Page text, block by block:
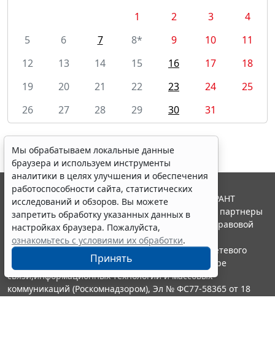
1
2 3
4
5
6 7 8* 9 10
11
12
13 14 15 16 17
18
19
20 21 22 23 24
25
26
27 28 29 30 31
Мы обрабатываем локальные данные
браузера и используем инструменты
аналитики в целях улучшения и обеспечения
работоспособности сайта, статистических
исследований и обзоров. Вы можете
запретить обработку указанных данных в
настройках браузера. Пожалуйста,
ознакомьтесь с условиями их обработки.
Принять
© ООО "НПП "ГАРАНТ-СЕРВИС", 2026. Система ГАРАНТ
выпускается с 1990 года. Компания "Гарант" и ее партнеры
являются участниками Российской ассоциации правовой
информации ГАРАНТ.
Портал ГАРАНТ.РУ зарегистрирован в качестве сетевого
издания Федеральной службой по надзору в сфере
связи,информационных технологий и массовых
коммуникаций (Роскомнадзором), Эл № ФС77-58365 от 18